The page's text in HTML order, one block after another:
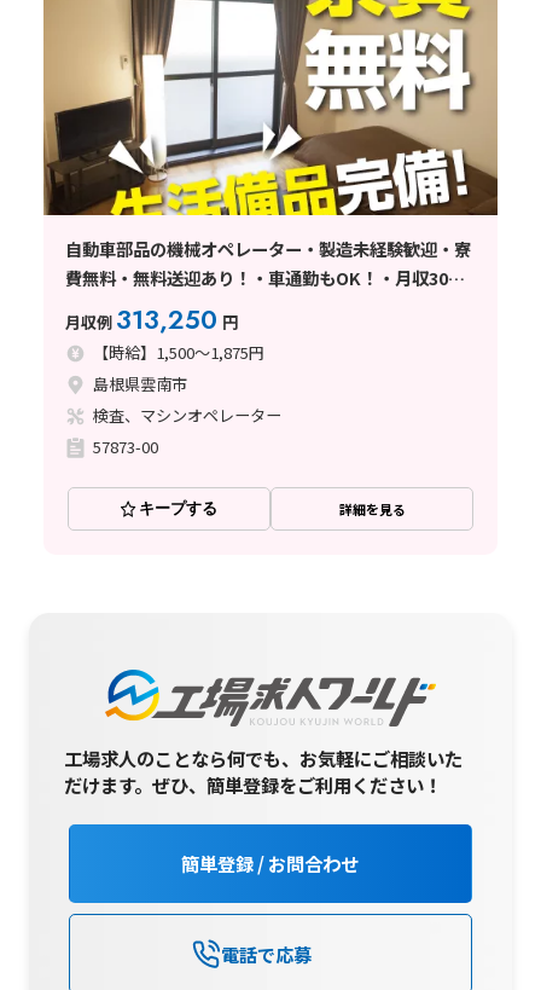
自動車部品の機械オペレーター・製造未経験歓迎・寮
費無料・無料送迎あり！・車通勤もOK！・月収30万
円以上可能！・綺麗な工場でのお仕事・工場内は冷暖
房完備・大型連休あり
月収例 313,250 円
【時給】1,500～1,875円
島根県雲南市
検査、マシンオペレーター
57873-00
キープする 詳細を見る
工場求人のことなら何でも、お気軽にご相談いた
だけます。ぜひ、簡単登録をご利用ください！
簡単登録 / お問合わせ
電話で応募